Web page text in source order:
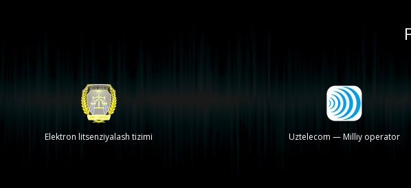
Elektron litsenziyalash tizimi Uztelecom — Milliy operator